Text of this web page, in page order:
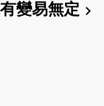
變易無定chevron_right